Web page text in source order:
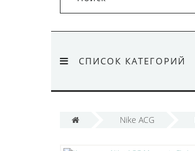
СПИСОК КАТЕГОРИЙ
Nike ACG